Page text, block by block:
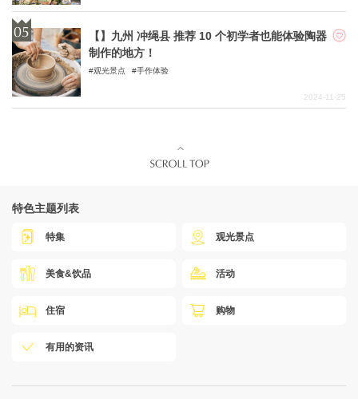
【】九州 冲绳县 推荐 10 个初学者也能体验陶器
制作的地方！
观光景点 手作体验
2024-11-25
特色主题列表
特集 观光景点
美食&饮品 活动
住宿 购物
有用的资讯